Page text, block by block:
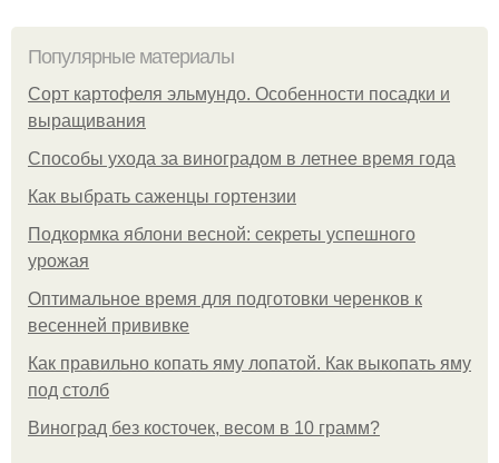
Популярные материалы
Сорт картофеля эльмундо. Особенности посадки и
выращивания
Способы ухода за виноградом в летнее время года
Как выбрать саженцы гортензии
Подкормка яблони весной: секреты успешного
урожая
Оптимальное время для подготовки черенков к
весенней прививке
Как правильно копать яму лопатой. Как выкопать яму
под столб
Виноград без косточек, весом в 10 грамм?